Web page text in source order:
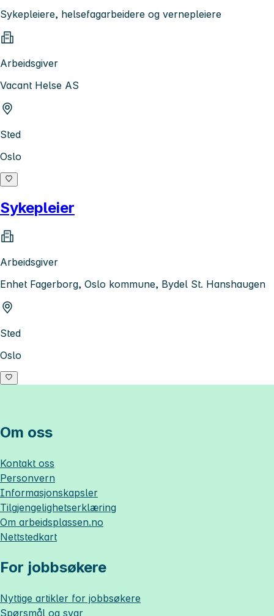
Sykepleiere, helsefagarbeidere og vernepleiere
Arbeidsgiver
Vacant Helse AS
Sted
Oslo
Sykepleier
Arbeidsgiver
Enhet Fagerborg, Oslo kommune, Bydel St. Hanshaugen
Sted
Oslo
Om oss
Kontakt oss
Personvern
Informasjonskapsler
Tilgjengelighetserklæring
Om arbeidsplassen.no
Nettstedkart
For jobbsøkere
Nyttige artikler for jobbsøkere
Spørsmål og svar